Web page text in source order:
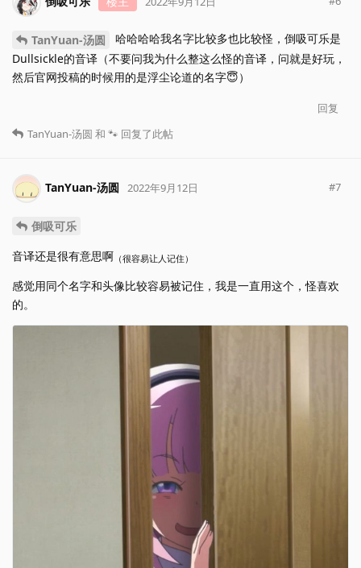
TanYuan-汤圆
哈哈哈哈我名字比较多也比较怪，倒吸可乐是
Dullsickle的音译（不要问我为什么整这么怪的音译，问就是好玩，
然后官网投稿的时候用的是浮尘论道的名字😇）
回复
TanYuan-汤圆 和 🐾 回复了此帖
TanYuan-汤圆 2022年9月12日 #7
倒吸可乐
音译还是很有意思啊 （很容易让人记住）
感觉用同个名字和头像比较容易被记住，我是一直用这个，怪喜欢
的。